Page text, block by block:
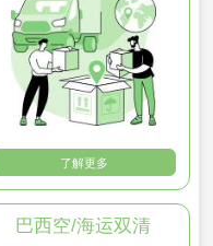
了解更多
巴西空/海运双清